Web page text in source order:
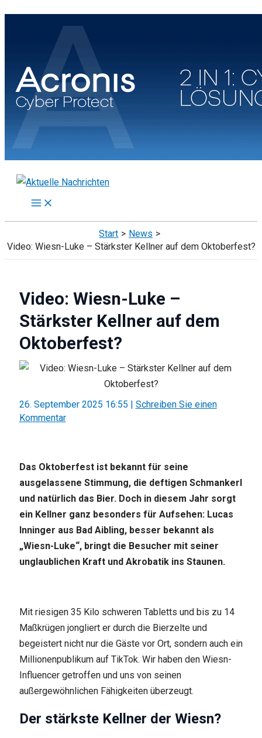
Zum
Start
News
Video: Wiesn-Luke – Stärkster Kellner auf dem Oktoberfest?
Video: Wiesn-Luke –
Stärkster Kellner auf dem
Oktoberfest?
26. September 2025 16:55
Schreiben Sie einen
Kommentar
Das Oktoberfest ist bekannt für seine
ausgelassene Stimmung, die deftigen Schmankerl
und natürlich das Bier. Doch in diesem Jahr sorgt
ein Kellner ganz besonders für Aufsehen: Lucas
Inninger aus Bad Aibling, besser bekannt als
„Wiesn-Luke“, bringt die Besucher mit seiner
unglaublichen Kraft und Akrobatik ins Staunen.
Mit riesigen 35 Kilo schweren Tabletts und bis zu 14
Maßkrügen jongliert er durch die Bierzelte und
begeistert nicht nur die Gäste vor Ort, sondern auch ein
Millionenpublikum auf TikTok. Wir haben den Wiesn-
Influencer getroffen und uns von seinen
außergewöhnlichen Fähigkeiten überzeugt.
Der stärkste Kellner der Wiesn?